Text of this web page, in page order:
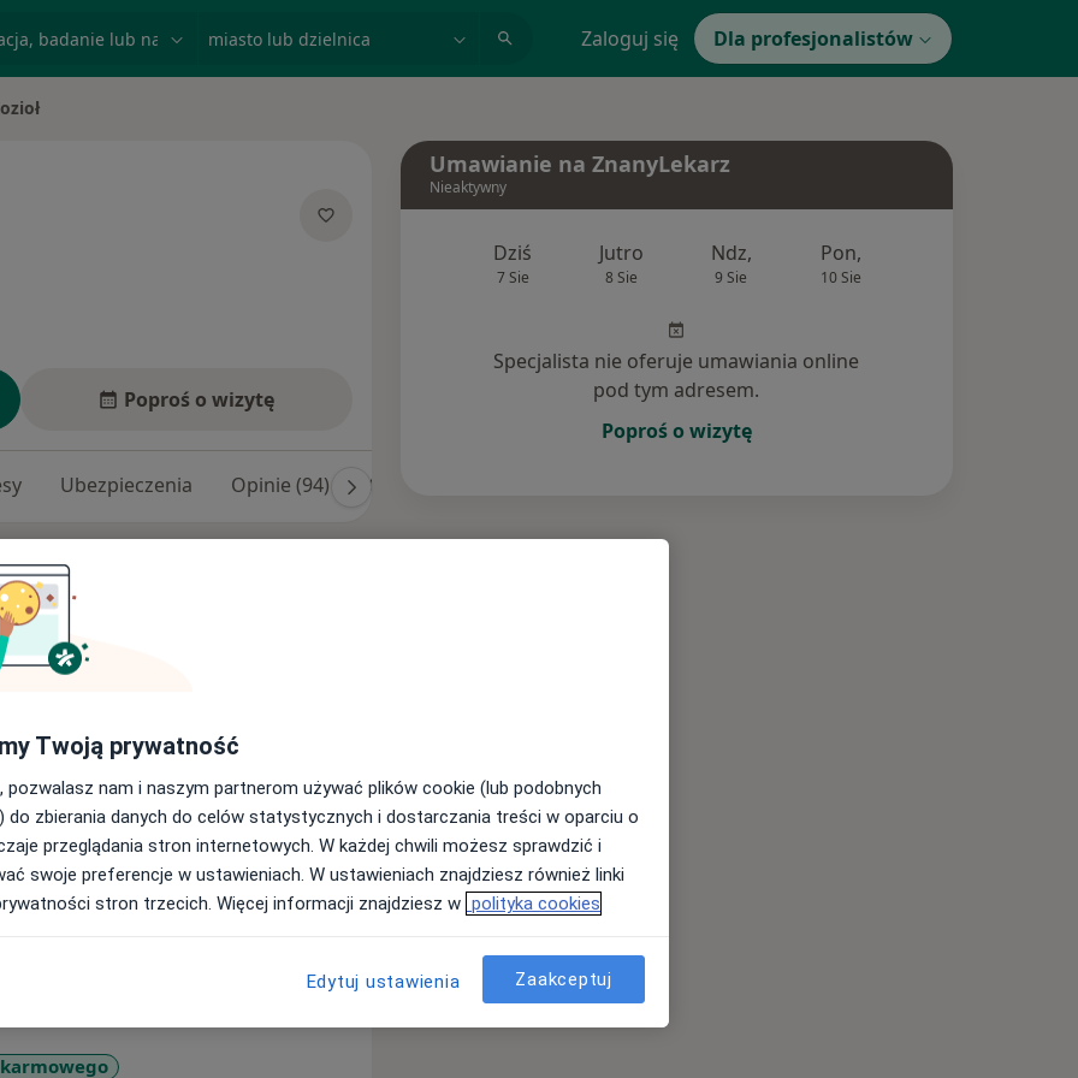
Zaloguj się Dla profesjonalistów
Poproś o wizytę
Ubezpieczenia Opinie (94) Odpowiedzi na pytania (3)
to moje życie. Ukończyłem
Dietetyka i Żywienie Człowieka.
personalnego. W roku 2017
Dietoterapii i Treningu. Zaufanie
oczekiwania. Ilość
planów żywieniowych można
odnośnie dietetyki oraz treningu
książki i artykuły branżowe stały się
chęć niesienia pomocy i
STANIE UTRZYMAĆ DŁUGOFALOWO.
WIĘCEJ SZKODY NIŻ POŻYTKU.
Umawianie na ZnanyLekarz
Nieaktywny
Dziś
7 Sie
Jutro
8 Sie
Ndz,
9 Sie
Pon,
10 Sie
Specjalista nie oferuje umawiania online
pod tym adresem.
Poproś o wizytę
Twoją prywatność
pozwalasz nam i naszym partnerom używać plików cookie (lub podobnych
do zbierania danych do celów statystycznych i dostarczania treści w oparciu o
przeglądania stron internetowych. W każdej chwili możesz sprawdzić i
swoje preferencje w ustawieniach. W ustawieniach znajdziesz również linki
stron trzecich. Więcej informacji znajdziesz w polityka cookies
Edytuj ustawienia Zaakceptuj